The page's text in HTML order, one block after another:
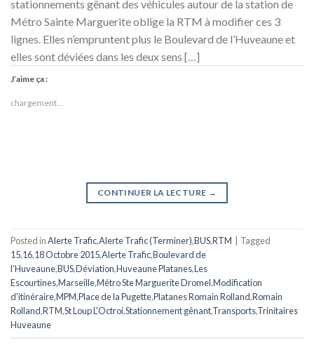
stationnements gênant des véhicules autour de la station de
Métro Sainte Marguerite oblige la RTM à modifier ces 3
lignes. Elles n’empruntent plus le Boulevard de l’Huveaune et
elles sont déviées dans les deux sens […]
J’aime ça :
chargement…
CONTINUER LA LECTURE →
Posted inAlerte Trafic,Alerte Trafic (Terminer),BUS,RTM
Tagged
15,16,18 Octobre 2015,Alerte Trafic,Boulevard de
l’Huveaune,BUS,Déviation,Huveaune Platanes,Les
Escourtines,Marseille,Métro Ste Marguerite Dromel,Modification
d'itinéraire,MPM,Place de la Pugette,Platanes Romain Rolland,Romain
Rolland,RTM,St Loup L'Octroi,Stationnement gênant,Transports,Trinitaires
Huveaune